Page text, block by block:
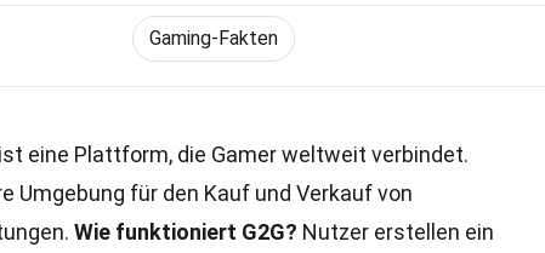
Gaming-Fakten
eine Plattform, die Gamer weltweit verbindet.
Umgebung für den Kauf und Verkauf von
Wie funktioniert G2G? Nutzer erstellen ein